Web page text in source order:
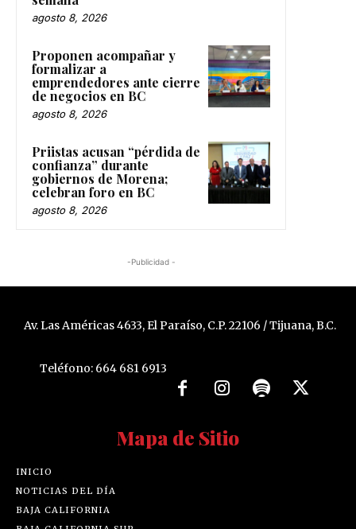
agosto 8, 2026
Proponen acompañar y
formalizar a
emprendedores ante cierre
de negocios en BC
agosto 8, 2026
Priistas acusan “pérdida de
confianza” durante
gobiernos de Morena;
celebran foro en BC
agosto 8, 2026
-Publicidad -
Av. Las Américas 4633, El Paraíso, C.P. 22106 / Tijuana, B.C.
Teléfono: 664 681 6913
Mapa de Sitio
INICIO
NOTICIAS DEL DÍA
BAJA CALIFORNIA